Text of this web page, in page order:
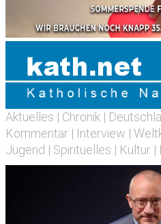
Aktuelles | Chronik |
Kommentar | Interview |
Jugend | Spirituelles | Kultur |